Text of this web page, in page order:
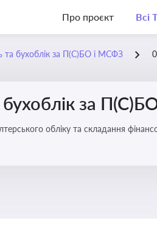
Про проєкт Всі
та бухоблік за П(С)БО і МСФЗ
бухоблік за
обліку та складання